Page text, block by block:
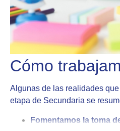
Cómo
Algunas de las realidades
etapa de Secundaria se
Fomentamos la toma